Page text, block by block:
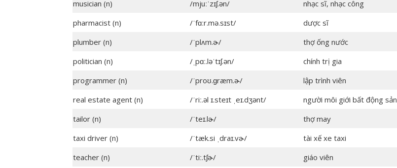
musician (n)
/mjuːˈzɪʃ.ən/
nhạc sĩ, nhạc công
pharmacist (n)
/ˈfɑːr.mə.sɪst/
dược sĩ
plumber (n)
/ˈplʌm.ɚ/
thợ ống nước
politician (n)
/ˌpɑː.ləˈtɪʃ.ən/
chính trị gia
programmer (n)
/ˈproʊ.ɡræm.ɚ/
lập trình viên
real estate agent (n)
/ˈriː.əl ɪ.steɪt ˌeɪ.dʒənt/
người môi giới bất động sản
tailor (n)
/ˈteɪ.lɚ/
thợ may
taxi driver (n)
/ˈtæk.si ˌdraɪ.vɚ/
tài xế xe taxi
teacher (n)
/ˈtiː.tʃɚ/
giáo viên